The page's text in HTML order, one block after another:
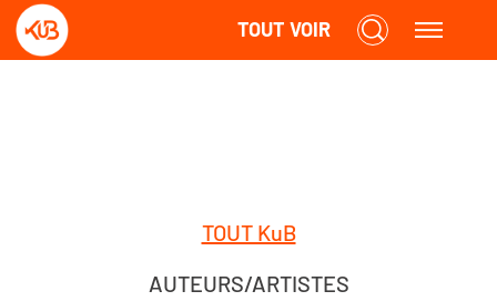
TOUT VOIR
TOUT KuB
AUTEURS/ARTISTES